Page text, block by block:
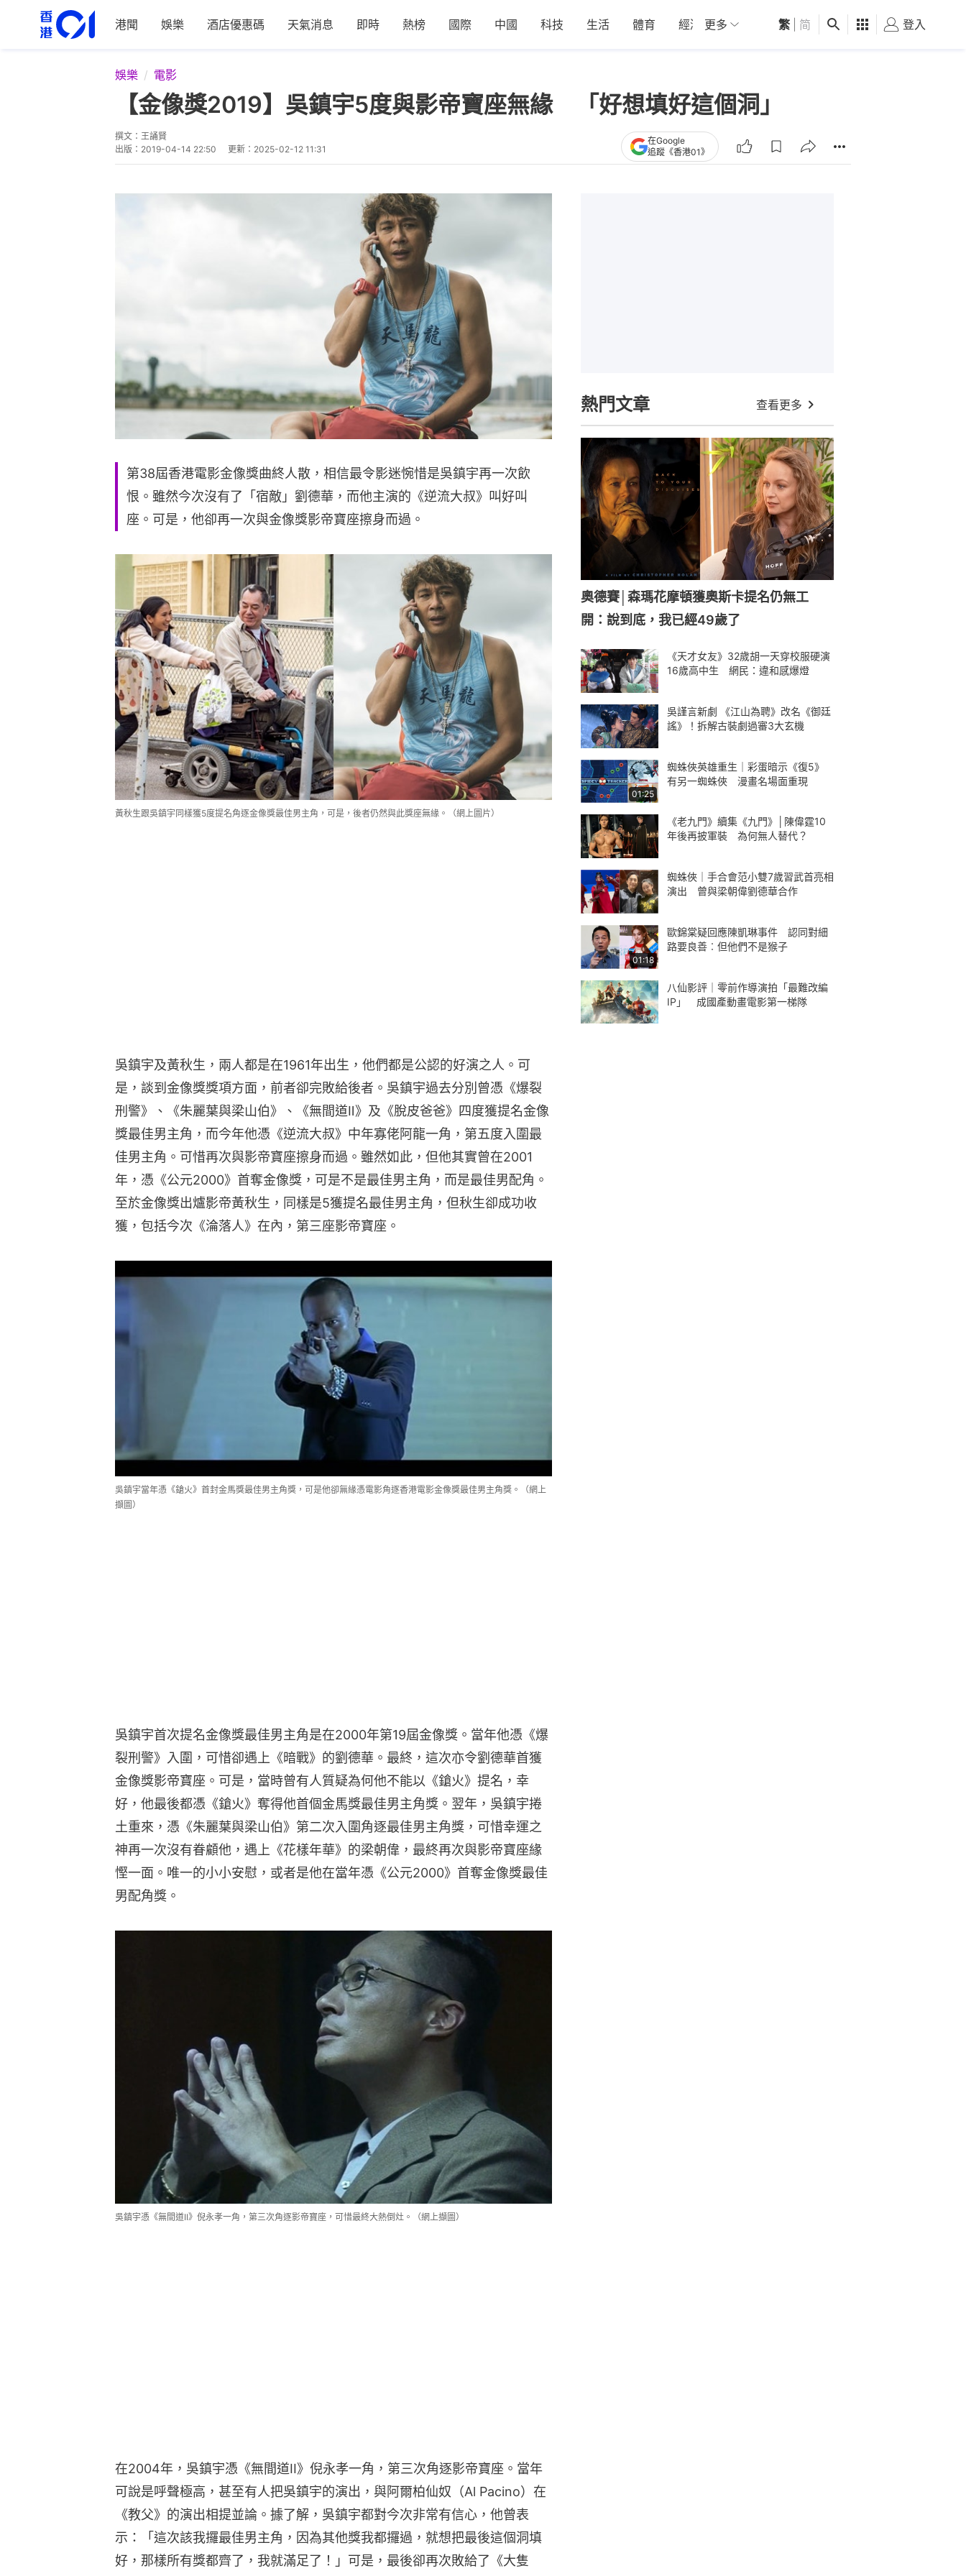
港聞 娛樂 酒店優惠碼 天氣消息 即時 熱榜 國際 中國 科技 生活 體育 經濟 01深圳 觀點 健康 好食玩飛
更多 繁 简 登入
娛樂 電影
【金像獎2019】吳鎮宇5度與影帝寶座無緣 「好想填好這個洞」
撰文： 王誦賢
出版： 2019-04-14 22:50 更新： 2025-02-12 11:31
在Google
追蹤《香港01》
第38屆香港電影金像獎曲終人散，相信最令影迷惋惜是吳鎮宇再一次飲
恨。雖然今次沒有了「宿敵」劉德華，而他主演的《逆流大叔》叫好叫
座。可是，他卻再一次與金像獎影帝寶座擦身而過。
黃秋生跟吳鎮宇同樣獲5度提名角逐金像獎最佳男主角，可是，後者仍然與此獎座無緣。（網上圖片）
吳鎮宇及黃秋生，兩人都是在1961年出生，他們都是公認的好演之人。可
是，談到金像獎獎項方面，前者卻完敗給後者。吳鎮宇過去分別曾憑《爆裂
刑警》、《朱麗葉與梁山伯》、《無間道Ⅱ》及《脫皮爸爸》四度獲提名金像
獎最佳男主角，而今年他憑《逆流大叔》中年寡佬阿龍一角，第五度入圍最
佳男主角。可惜再次與影帝寶座擦身而過。雖然如此，但他其實曾在2001
年，憑《公元2000》首奪金像獎，可是不是最佳男主角，而是最佳男配角。
至於金像獎出爐影帝黃秋生，同樣是5獲提名最佳男主角，但秋生卻成功收
獲，包括今次《淪落人》在內，第三座影帝寶座。
吳鎮宇當年憑《鎗火》首封金馬獎最佳男主角獎，可是他卻無緣憑電影角逐香港電影金像獎最佳男主角獎。（網上
擷圖）
吳鎮宇首次提名金像獎最佳男主角是在2000年第19屆金像獎。當年他憑《爆
裂刑警》入圍，可惜卻遇上《暗戰》的劉德華。最終，這次亦令劉德華首獲
金像獎影帝寶座。可是，當時曾有人質疑為何他不能以《鎗火》提名，幸
好，他最後都憑《鎗火》奪得他首個金馬獎最佳男主角獎。翌年，吳鎮宇捲
土重來，憑《朱麗葉與梁山伯》第二次入圍角逐最佳男主角獎，可惜幸運之
神再一次沒有眷顧他，遇上《花樣年華》的梁朝偉，最終再次與影帝寶座緣
慳一面。唯一的小小安慰，或者是他在當年憑《公元2000》首奪金像獎最佳
男配角獎。
吳鎮宇憑《無間道II》倪永孝一角，第三次角逐影帝寶座，可惜最終大熱倒灶。（網上擷圖）
在2004年，吳鎮宇憑《無間道II》倪永孝一角，第三次角逐影帝寶座。當年
可說是呼聲極高，甚至有人把吳鎮宇的演出，與阿爾柏仙奴（Al Pacino）在
《教父》的演出相提並論。據了解，吳鎮宇都對今次非常有信心，他曾表
示：「這次該我攞最佳男主角，因為其他獎我都攞過，就想把最後這個洞填
好，那樣所有獎都齊了，我就滿足了！」可是，最後卻再次敗給了《大隻
熱門文章 查看更多
奧德賽│森瑪花摩頓獲奧斯卡提名仍無工
開：說到底，我已經49歲了
《天才女友》32歲胡一天穿校服硬演
16歲高中生 網民：違和感爆燈
吳謹言新劇 《江山為聘》改名《御廷
謠》！拆解古裝劇過審3大玄機
01:25
蜘蛛俠英雄重生｜彩蛋暗示《復5》
有另一蜘蛛俠 漫畫名場面重現
《老九門》續集《九門》│陳偉霆10
年後再披軍裝 為何無人替代？
蜘蛛俠｜手合會范小雙7歲習武首亮相
演出 曾與梁朝偉劉德華合作
01:18
歐錦棠疑回應陳凱琳事件 認同對細
路要良善︰但他們不是猴子
八仙影評｜零前作導演拍「最難改編
IP」 成國產動畫電影第一梯隊